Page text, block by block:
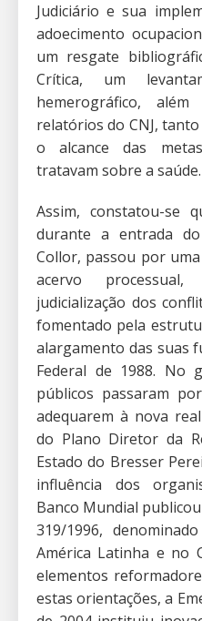
Judiciário e sua
adoecimento
um resgate
Crítica, um
hemerográfico,
relatórios do CNJ,
o alcance das
tratavam sobre a saúde.
Assim, constatou-se
durante a entrada
Collor, passou por
acervo
judicialização dos
fomentado pela
alargamento das suas
Federal de 1988. No
públicos passaram
adequarem à nova
do Plano Diretor da
Estado do Bresser
influência dos
Banco Mundial
319/1996,
América Latinha e no
elementos
estas orientações, a